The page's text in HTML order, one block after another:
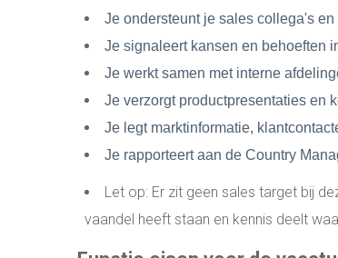
Je ondersteunt je sales collega's
Je signaleert kansen en behoeften
Je werkt samen met interne
Je verzorgt productpresentaties en
Je legt marktinformatie,
Je rapporteert aan de Country
Let op: Er zit geen sales target bij
vaandel heeft staan en kennis deelt